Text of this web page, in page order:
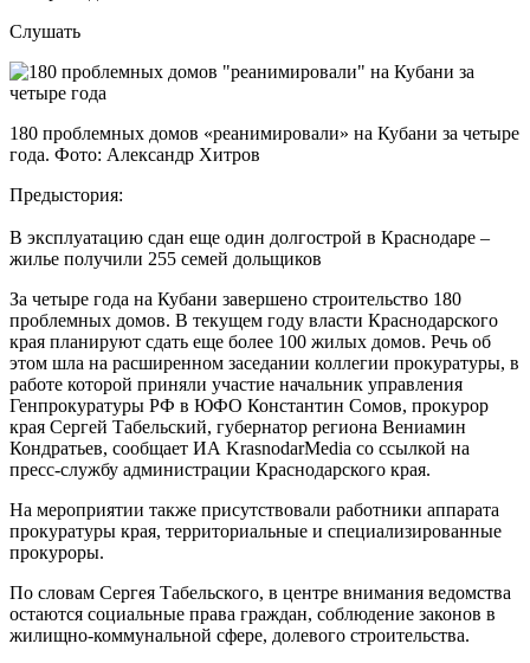
Слушать
180 проблемных домов «реанимировали» на Кубани за четыре
года. Фото: Александр Хитров
Предыстория:
В эксплуатацию сдан еще один долгострой в Краснодаре –
жилье получили 255 семей дольщиков
За четыре года на Кубани завершено строительство 180
проблемных домов. В текущем году власти Краснодарского
края планируют сдать еще более 100 жилых домов. Речь об
этом шла на расширенном заседании коллегии прокуратуры, в
работе которой приняли участие начальник управления
Генпрокуратуры РФ в ЮФО Константин Сомов, прокурор
края Сергей Табельский, губернатор региона Вениамин
Кондратьев, сообщает ИА KrasnodarMedia со ссылкой на
пресс-службу администрации Краснодарского края.
На мероприятии также присутствовали работники аппарата
прокуратуры края, территориальные и специализированные
прокуроры.
По словам Сергея Табельского, в центре внимания ведомства
остаются социальные права граждан, соблюдение законов в
жилищно-коммунальной сфере, долевого строительства.